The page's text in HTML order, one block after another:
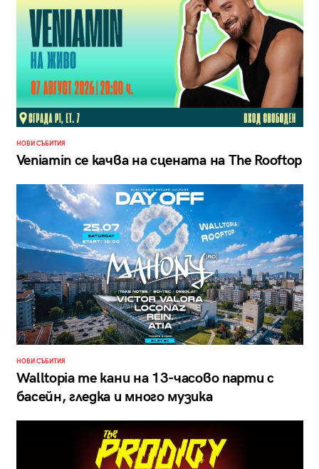
НОВИ СЪБИТИЯ
Veniamin се качва на сцената на The Rooftop
НОВИ СЪБИТИЯ
Walltopia те кани на 13-часово парти с
басейн, гледка и много музика